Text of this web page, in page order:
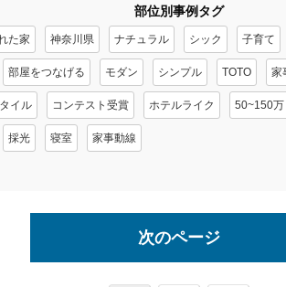
部位別事例タグ
た家 神奈川県 ナチュラル シック 子育て
部屋をつなげる モダン シンプル TOTO 家
イル コンテスト受賞 ホテルライク 50~150万
採光 寝室 家事動線
次のページ